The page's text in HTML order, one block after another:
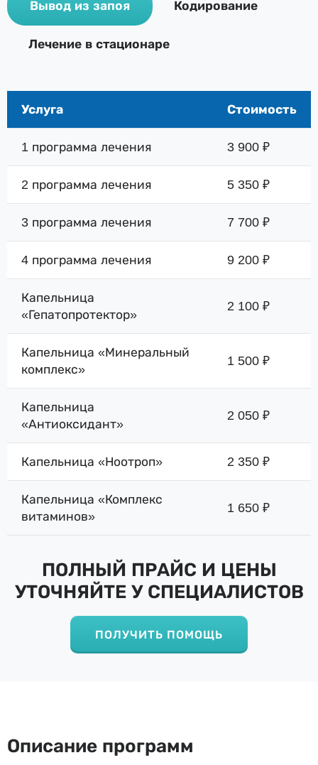
Вывод из запоя Кодирование
Лечение в стационаре
Услуга Стоимость
1 программа лечения 3 900 ₽
2 программа лечения 5 350 ₽
3 программа лечения 7 700 ₽
4 программа лечения 9 200 ₽
Капельница
«Гепатопротектор»
2 100 ₽
Капельница «Минеральный
комплекс»
1 500 ₽
Капельница
«Антиоксидант»
2 050 ₽
Капельница «Ноотроп» 2 350 ₽
Капельница «Комплекс
витаминов»
1 650 ₽
ПОЛНЫЙ ПРАЙС И ЦЕНЫ
УТОЧНЯЙТЕ У СПЕЦИАЛИСТОВ
ПОЛУЧИТЬ ПОМОЩЬ
Описание программ